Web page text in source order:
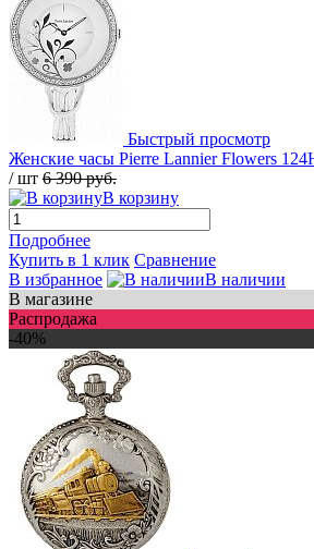
Быстрый просмотр
Женские часы Pierre Lannier Flowers
/ шт 6 390 руб.
В корзину
Подробнее
Купить в 1 клик Сравнение
В избранное
В наличии
В магазине
Распродажа
-40%